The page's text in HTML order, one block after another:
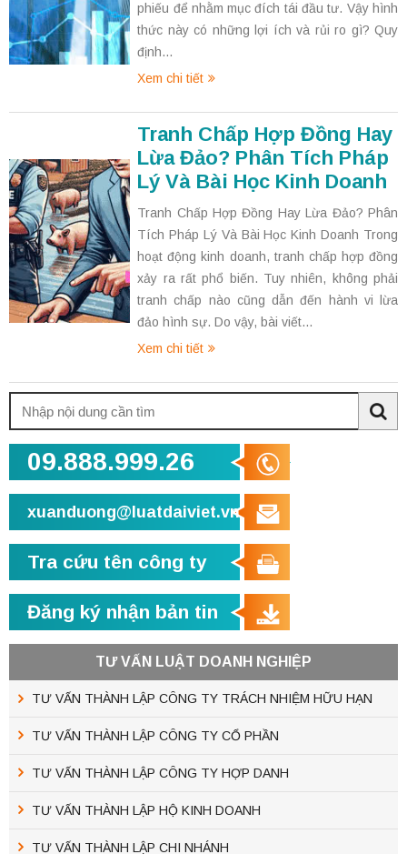
phiếu để nhằm mục đích tái đầu tư. Vậy hình
thức này có những lợi ích và rủi ro gì? Quy
định...
Xem chi tiết
Tranh Chấp Hợp Đồng Hay
Lừa Đảo? Phân Tích Pháp
Lý Và Bài Học Kinh Doanh
Tranh Chấp Hợp Đồng Hay Lừa Đảo? Phân
Tích Pháp Lý Và Bài Học Kinh Doanh Trong
hoạt động kinh doanh, tranh chấp hợp đồng
xảy ra rất phổ biến. Tuy nhiên, không phải
tranh chấp nào cũng dẫn đến hành vi lừa
đảo hình sự. Do vậy, bài viết...
Xem chi tiết
kiếm:
09.888.999.26
xuanduong@luatdaiviet.vn
Tra cứu tên công ty
Đăng ký nhận bản tin
TƯ VẤN LUẬT DOANH NGHIỆP
TƯ VẤN THÀNH LẬP CÔNG TY TRÁCH NHIỆM HỮU HẠN
TƯ VẤN THÀNH LẬP CÔNG TY CỔ PHẦN
TƯ VẤN THÀNH LẬP CÔNG TY HỢP DANH
TƯ VẤN THÀNH LẬP HỘ KINH DOANH
TƯ VẤN THÀNH LẬP CHI NHÁNH